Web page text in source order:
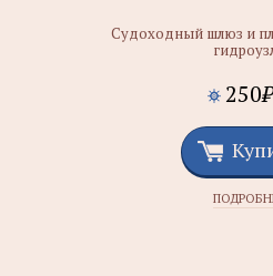
Судоходный шлюз и
250₽